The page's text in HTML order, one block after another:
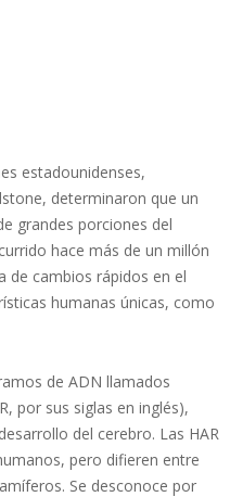
estadounidenses,
determinaron que un
grandes porciones del
hace más de un millón
de cambios rápidos en el
humanas únicas, como
de ADN llamados
por sus siglas en inglés),
del cerebro. Las HAR
pero difieren entre
Se desconoce por